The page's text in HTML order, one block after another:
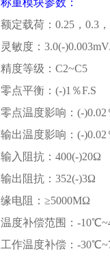
称重模块参数：
额定载荷：0.25， 0.3 ，
灵敏度：3.0(-
精度等级：C2~C5
零点平衡：(-)1％F.S
零点温度影响：(-)0.02
输出温度影响：(-)0.02
输入阻抗：400(-)20Ω
输出阻抗：352(-)3Ω
缘电阻：≥5000MΩ
温度补偿范围：-10℃
工作温度补偿：-30℃